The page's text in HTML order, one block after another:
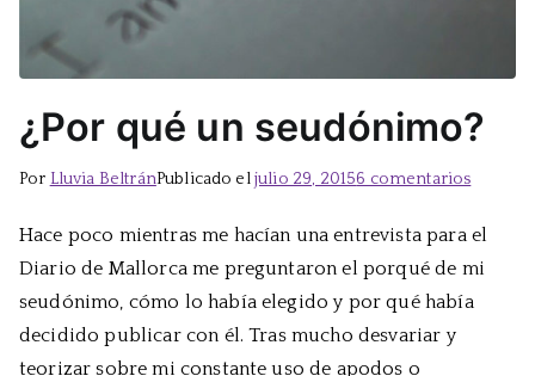
¿Por qué un seudónimo?
Por Lluvia BeltránPublicado eljulio 29, 20156 comentariosen
qué
un
Hace poco mientras me hacían una entrevista para el
Diario de Mallorca me preguntaron el porqué de mi
seudónimo, cómo lo había elegido y por qué había
decidido publicar con él. Tras mucho desvariar y
teorizar sobre mi constante uso de apodos o